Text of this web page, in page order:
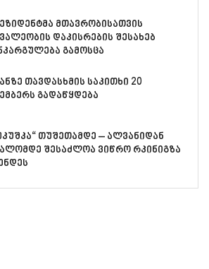
მთავრობისათვის
დაკისრების შესახებ
გამოსცა
თავდასხმის საკითხი 20
გადაწყდება
თუშეთამდე – ალვანიდან
შესაძლოა ვიწრო რკინიგზა